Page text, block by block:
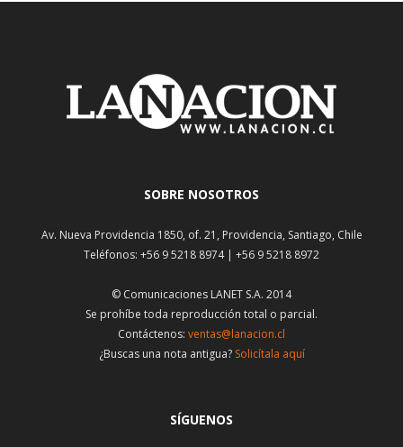
SOBRE NOSOTROS
Av. Nueva Providencia 1850, of. 21, Providencia, Santiago, Chile
Teléfonos: +56 9 5218 8974 | +56 9 5218 8972
© Comunicaciones LANET S.A. 2014
Se prohíbe toda reproducción total o parcial.
Contáctenos: ventas@lanacion.cl
¿Buscas una nota antigua? Solicítala aquí
SÍGUENOS